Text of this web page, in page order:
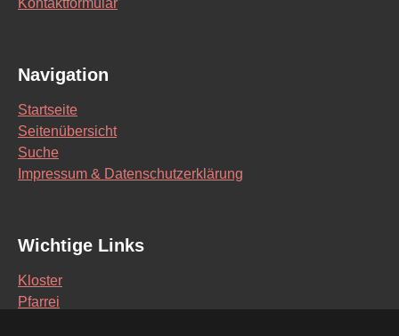
Kontaktformular
Navigation
Startseite
Seitenübersicht
Suche
Impressum & Datenschutzerklärung
Wichtige Links
Kloster
Pfarrei